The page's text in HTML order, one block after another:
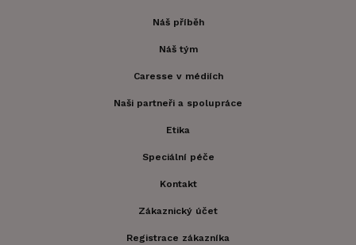
Náš příběh
Náš tým
Caresse v médiích
Naši partneři a spolupráce
Etika
Speciální péče
Kontakt
Zákaznický účet
Registrace zákazníka